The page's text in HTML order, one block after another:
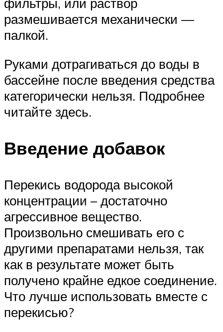
размешивается механически —
палкой.
Руками дотрагиваться до воды в
бассейне после введения средства
категорически нельзя. Подробнее
читайте здесь.
Введение добавок
Перекись водорода высокой
концентрации – достаточно
агрессивное вещество.
Произвольно смешивать его с
другими препаратами нельзя, так
как в результате может быть
получено крайне едкое соединение.
Что лучше использовать вместе с
перекисью?